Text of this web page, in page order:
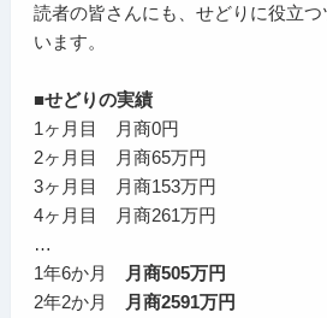
読者の皆さんにも、せどりに役立
います。
■せどりの実績
1ヶ月目 月商0円
2ヶ月目 月商65万円
3ヶ月目 月商153万円
4ヶ月目 月商261万円
…
1年6か月
月商505万円
2年2か月
月商2591万円